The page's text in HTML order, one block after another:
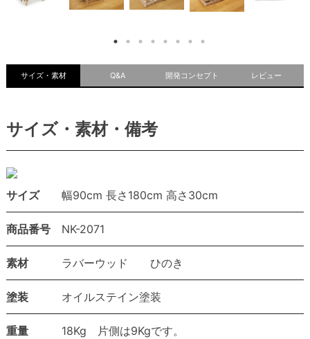
サイズ・素材 Q&A 開発コンセプト レビュー
サイズ・素材・備考
サイズ 幅90cm 長さ180cm 高さ30cm
商品番号 NK-2071
素材 ラバーウッド ひのき
塗装 オイルステイン塗装
重量 18Kg 片側は9Kgです。